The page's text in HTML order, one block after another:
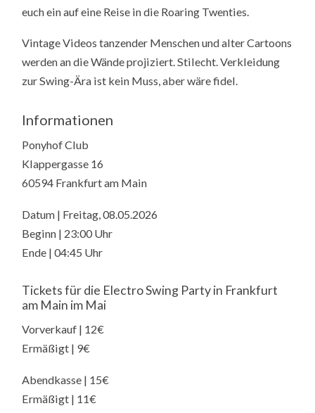
euch ein auf eine Reise in die Roaring Twenties.
Vintage Videos tanzender Menschen und alter Cartoons
werden an die Wände projiziert. Stilecht. Verkleidung
zur Swing-Ära ist kein Muss, aber wäre fidel.
Informationen
Ponyhof Club
Klappergasse 16
60594 Frankfurt am Main
Datum | Freitag, 08.05.2026
Beginn | 23:00 Uhr
Ende | 04:45 Uhr
Tickets für die Electro Swing Party in Frankfurt
am Main im Mai
Vorverkauf | 12€
Ermäßigt | 9€
Abendkasse | 15€
Ermäßigt | 11€